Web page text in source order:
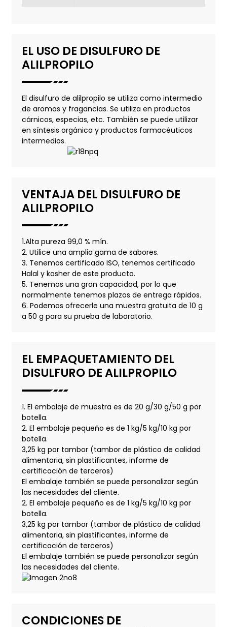
EL USO DE DISULFURO DE
ALILPROPILO
El disulfuro de alilpropilo se utiliza como intermedio
de aromas y fragancias. Se utiliza en productos
cárnicos, especias, etc. También se puede utilizar
en síntesis orgánica y productos farmacéuticos
intermedios.
VENTAJA DEL DISULFURO DE
ALILPROPILO
1.Alta pureza 99,0 % mín.
2. Utilice una amplia gama de sabores.
3. Tenemos certificado ISO, tenemos certificado
Halal y kosher de este producto.
5. Tenemos una gran capacidad, por lo que
normalmente tenemos plazos de entrega rápidos.
6. Podemos ofrecerle una muestra gratuita de 10 g
a 50 g para su prueba de laboratorio.
EL EMPAQUETAMIENTO DEL
DISULFURO DE ALILPROPILO
1. El embalaje de muestra es de 20 g/30 g/50 g por
botella.
2. El embalaje pequeño es de 1 kg/5 kg/10 kg por
botella.
3,25 kg por tambor (tambor de plástico de calidad
alimentaria, sin plastificantes, informe de
certificación de terceros)
El embalaje también se puede personalizar según
las necesidades del cliente.
2. El embalaje pequeño es de 1 kg/5 kg/10 kg por
botella.
3,25 kg por tambor (tambor de plástico de calidad
alimentaria, sin plastificantes, informe de
certificación de terceros)
El embalaje también se puede personalizar según
las necesidades del cliente.
CONDICIONES DE